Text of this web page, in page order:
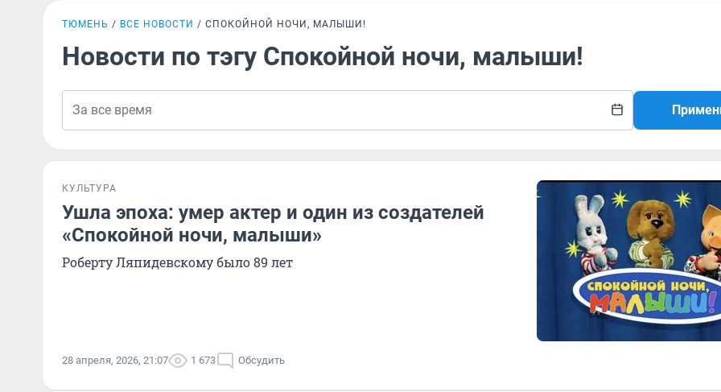
ТЮМЕНЬ ВСЕ НОВОСТИ СПОКОЙНОЙ НОЧИ, МАЛЫШИ!
Новости по тэгу Спокойной ночи, малыши!
КУЛЬТУРА
Ушла эпоха: умер актер и один из создателей
«Спокойной ночи, малыши»
Роберту Ляпидевскому было 89 лет
28 апреля, 2026, 21:07 1 673 Обсудить